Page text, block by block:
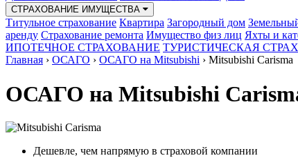
СТРАХОВАНИЕ ИМУЩЕСТВА
Титульное страхование Квартира Загородный дом
аренду Страхование ремонта Имущество физ лиц Яхты и
ИПОТЕЧНОЕ СТРАХОВАНИЕ ТУРИСТИЧЕСКАЯ
Главная › ОСАГО › ОСАГО на Mitsubishi › Mitsubishi Carisma
ОСАГО на Mitsubishi
Дешевле, чем напрямую в страховой компании